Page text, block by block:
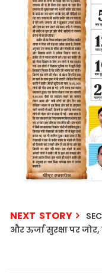
NEXT STORY
और ऊर्जा सुरक्षा पर